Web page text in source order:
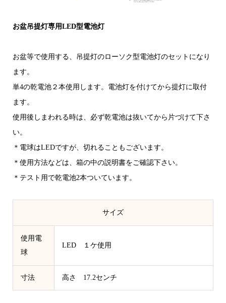
お盆吊提灯専用LED型電池灯
お盆等で使用する、吊提灯のローソク型電池灯のセットになり
ます。
単4の乾電池２本使用します。電池灯を付けてから提灯に取付
ます。
使用後しまわれる時は、必ず乾電池は抜いてから片づけて下さ
い。
＊電球はLEDですが、切れることもございます。
＊使用方法などは、箱の中の説明書をご確認下さい。
＊テスト用で乾電池2本ついています。
サイズ
使用電
球
LED １ケ使用
寸法 高さ 17.2センチ